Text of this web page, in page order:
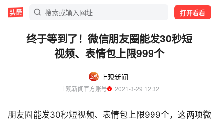
打开看看
终于等到了！微信朋友圈能发30秒短
视频、表情包上限999个
上观新闻
上观新闻官方账号
  2021-3-29 12:32
朋友圈能发30秒短视频、表情包上限999个，这两项微